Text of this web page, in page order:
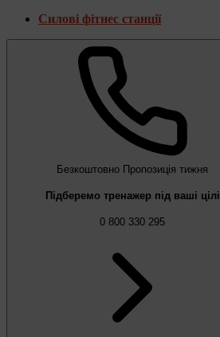
Силові фітнес станції
Безкоштовно Пропозиція тижня
Підберемо тренажер під ваші цілі
0 800 330 295